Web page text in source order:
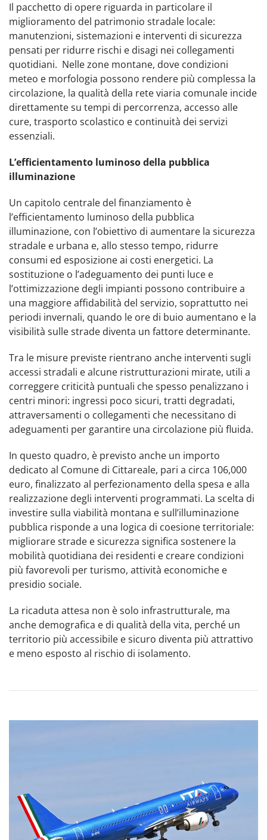
Il pacchetto di opere riguarda in particolare il
miglioramento del patrimonio stradale locale:
manutenzioni, sistemazioni e interventi di sicurezza
pensati per ridurre rischi e disagi nei collegamenti
quotidiani. Nelle zone montane, dove condizioni
meteo e morfologia possono rendere più complessa la
circolazione, la qualità della rete viaria comunale incide
direttamente su tempi di percorrenza, accesso alle
cure, trasporto scolastico e continuità dei servizi
essenziali.
L’efficientamento luminoso della pubblica
illuminazione
Un capitolo centrale del finanziamento è
l’efficientamento luminoso della pubblica
illuminazione, con l’obiettivo di aumentare la sicurezza
stradale e urbana e, allo stesso tempo, ridurre
consumi ed esposizione ai costi energetici. La
sostituzione o l’adeguamento dei punti luce e
l’ottimizzazione degli impianti possono contribuire a
una maggiore affidabilità del servizio, soprattutto nei
periodi invernali, quando le ore di buio aumentano e la
visibilità sulle strade diventa un fattore determinante.
Tra le misure previste rientrano anche interventi sugli
accessi stradali e alcune ristrutturazioni mirate, utili a
correggere criticità puntuali che spesso penalizzano i
centri minori: ingressi poco sicuri, tratti degradati,
attraversamenti o collegamenti che necessitano di
adeguamenti per garantire una circolazione più fluida.
In questo quadro, è previsto anche un importo
dedicato al Comune di Cittareale, pari a circa 106,000
euro, finalizzato al perfezionamento della spesa e alla
realizzazione degli interventi programmati. La scelta di
investire sulla viabilità montana e sull’illuminazione
pubblica risponde a una logica di coesione territoriale:
migliorare strade e sicurezza significa sostenere la
mobilità quotidiana dei residenti e creare condizioni
più favorevoli per turismo, attività economiche e
presidio sociale.
La ricaduta attesa non è solo infrastrutturale, ma
anche demografica e di qualità della vita, perché un
territorio più accessibile e sicuro diventa più attrattivo
e meno esposto al rischio di isolamento.